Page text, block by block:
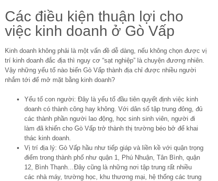
Các điều kiện thuận lợi cho
việc kinh doanh ở Gò Vấp
Kinh doanh không phải là một vấn đề dễ dàng, nếu không chọn được vị
trí kinh doanh đắc địa thì nguy cơ “sạt nghiệp” là chuyện đương nhiên.
Vậy những yếu tố nào biến Gò Vấp thành địa chỉ được nhiều người
nhắm tới để mở mặt bằng kinh doanh?
Yếu tố con người: Đây là yếu tố đầu tiên quyết định việc kinh
doanh có thành công hay không. Với dân số tập trung đông, đủ
các thành phần người lao động, học sinh sinh viên, người đi
làm đã khiến cho Gò Vấp trở thành thị trường béo bở để khai
thác kinh doanh.
Vị trí địa lý: Gò Vấp hầu như tiếp giáp và liền kề với quận trọng
điểm trong thành phố như quận 1, Phú Nhuận, Tân Bình, quận
12, Bình Thạnh…Đây cũng là những nơi tập trung rất nhiều
các nhà máy, trường học, khu thương mại, hệ thống các trung